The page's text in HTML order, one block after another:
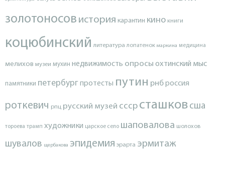
золотоносов история карантин кино книги
коцюбинский литература лопатенок маркина медицина
мелихов музеи мухин недвижимость опросы охтинский мыс
памятники петербургпротесты путин рнброссия
роткевич рпц русский музей ссср сташков сша
тороева трамп художники царское село шаповалова шолохов
шувалов щербакова эпидемия эрарта эрмитаж